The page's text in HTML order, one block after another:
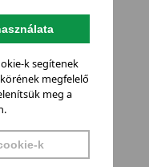
k segítenek
megfelelő
meg a
k